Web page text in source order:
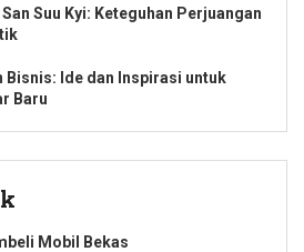
Suu Kyi: Keteguhan Perjuangan
Bisnis: Ide dan Inspirasi untuk
Baru
Mobil Bekas